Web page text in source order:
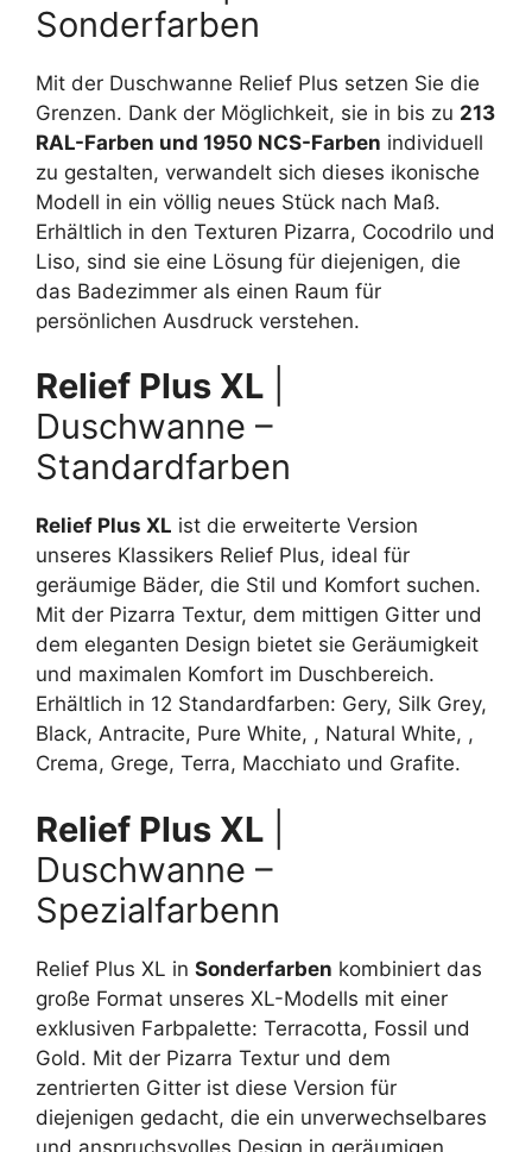
Sonderfarben
Mit der Duschwanne Relief Plus setzen Sie die
Grenzen. Dank der Möglichkeit, sie in bis zu 213
RAL-Farben und 1950 NCS-Farben individuell
zu gestalten, verwandelt sich dieses ikonische
Modell in ein völlig neues Stück nach Maß.
Erhältlich in den Texturen Pizarra, Cocodrilo und
Liso, sind sie eine Lösung für diejenigen, die
das Badezimmer als einen Raum für
persönlichen Ausdruck verstehen.
Relief Plus XL
Duschwanne –
Standardfarben
Relief Plus XL ist die erweiterte Version
unseres Klassikers Relief Plus, ideal für
geräumige Bäder, die Stil und Komfort suchen.
Mit der Pizarra Textur, dem mittigen Gitter und
dem eleganten Design bietet sie Geräumigkeit
und maximalen Komfort im Duschbereich.
Erhältlich in 12 Standardfarben: Gery, Silk Grey,
Black, Antracite, Pure White, , Natural White, ,
Crema, Grege, Terra, Macchiato und Grafite.
Relief Plus XL
Duschwanne –
Spezialfarbenn
Relief Plus XL in Sonderfarben kombiniert das
große Format unseres XL-Modells mit einer
exklusiven Farbpalette: Terracotta, Fossil und
Gold. Mit der Pizarra Textur und dem
zentrierten Gitter ist diese Version für
diejenigen gedacht, die ein unverwechselbares
und anspruchsvolles Design in geräumigen